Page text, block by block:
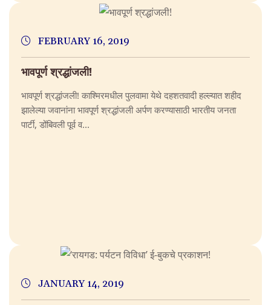
FEBRUARY 16, 2019
भावपूर्ण श्रद्धांजली!
भावपूर्ण श्रद्धांजली! काश्मिरमधील पुलवामा येथे दहशतवादी हल्ल्यात शहीद
झालेल्या जवानांना भावपूर्ण श्रद्धांजली अर्पण करण्यासाठी भारतीय जनता
पार्टी, डोंबिवली पूर्व व...
JANUARY 14, 2019